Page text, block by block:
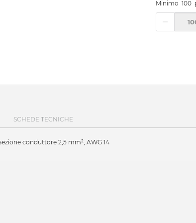
Minimo 100
SCHEDE TECNICHE
conduttore 2,5 mm², AWG 14